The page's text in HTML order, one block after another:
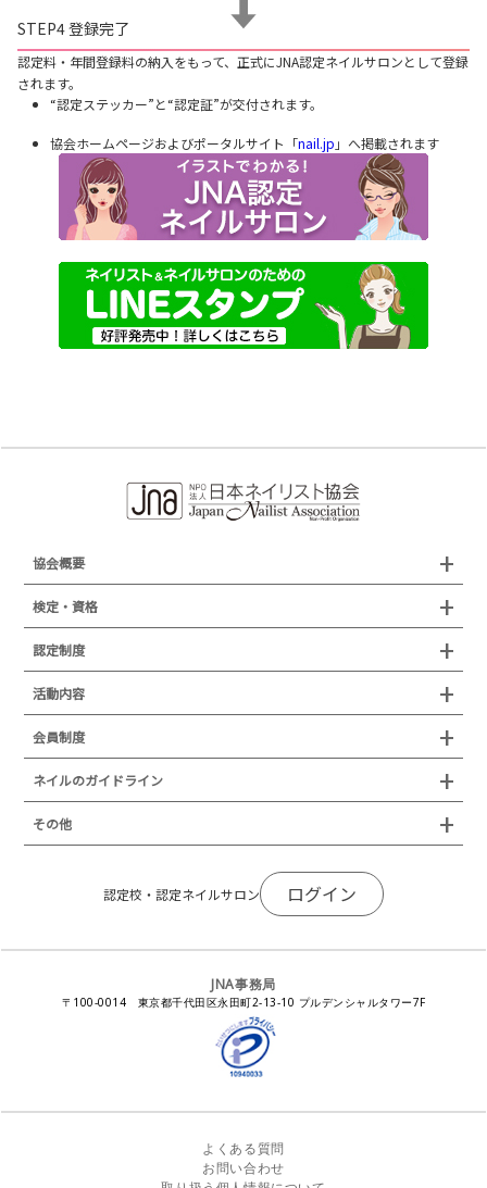
STEP4 登録完了
認定料・年間登録料の納入をもって、正式にJNA認定ネイルサロンとして登録
されます。
“認定ステッカー”と“認定証”が交付されます。
協会ホームページおよびポータルサイト「nail.jp 」へ掲載されます
協会概要
組織概要
所在地
プレスリリース
叙勲・褒章・受賞・表彰
通常総会について
検定・資格
検定試験
JNAフットケア理論検定試験
ネイリスト技能検定試験（JNEC主催）
JNAネイリスト技能検定国際試験
JNAネイリストキャリアパス講習会
JNAオフィシャル教材
認定制度
認定制度
認定校
活動内容
ネイルエキスポ
ネイルオブザイヤー
全日本ネイリスト選手権・地区大会
11月ネイル月間
セミナー
セミナー
JNAスーパーライブ
ネイルサロン衛生管理士講習会
JNAネイルサロン等化学物質管理講習会
ネイルサロン向けセミナー
ネイルトレンド
ネイルトレンド
トレンドプロジェクトメンバー
会員制度
会員制度
法人会員
ネイルのガイドライン
新型コロナ感染症関連
コンプライアンス／法令遵守
瞬間接着剤の使用について
EUにおけるTPO成分を含む化粧品の市場提供禁止について
景品表示法に基づく措置命令について
その他
サポートネイルサロン制度
教材・書籍・刊行物
認定校・認定ネイルサロン ログイン
JNA事務局
〒100-0014 東京都千代田区永田町2-13-10 プルデンシャルタワー7F
よくある質問
お問い合わせ